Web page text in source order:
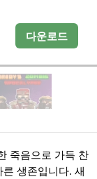
다운로드
죽음으로 가득 찬
생존입니다. 새